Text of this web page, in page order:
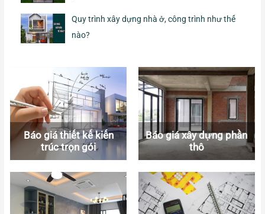
Quy trình xây dựng nhà ở, công trình như thế
nào?
Báo giá thiết kế kiến
trúc trọn gói
Báo giá xây dựng phần
thô